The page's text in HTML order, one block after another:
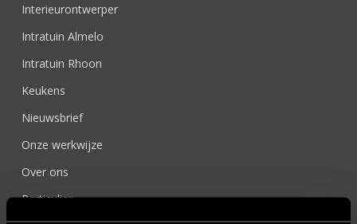
Interieurontwerper
Intratuin Almelo
Intratuin Rhoon
Keukens
Nieuwsbrief
Onze werkwijze
Over ons
Particulier